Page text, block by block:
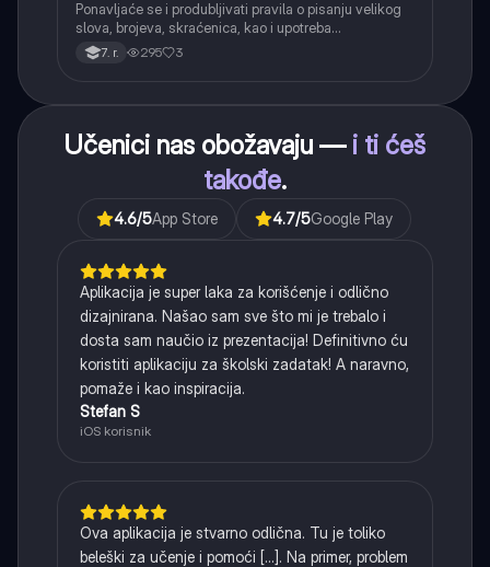
Ponavljaće se i produbljivati pravila o pisanju velikog
slova, brojeva, skraćenica, kao i upotreba
interpunkcije, sa posebnim fokusom na zarez u
složenoj rečenici.
7. r. 295 3
Učenici nas obožavaju — i ti ćeš
takođe.
4.6/5App Store 4.7/5Google Play
Aplikacija je super laka za korišćenje i odlično
dizajnirana. Našao sam sve što mi je trebalo i
dosta sam naučio iz prezentacija! Definitivno ću
koristiti aplikaciju za školski zadatak! A naravno,
pomaže i kao inspiracija.
Stefan S
iOS korisnik
Ova aplikacija je stvarno odlična. Tu je toliko
beleški za učenje i pomoći [...]. Na primer, problem